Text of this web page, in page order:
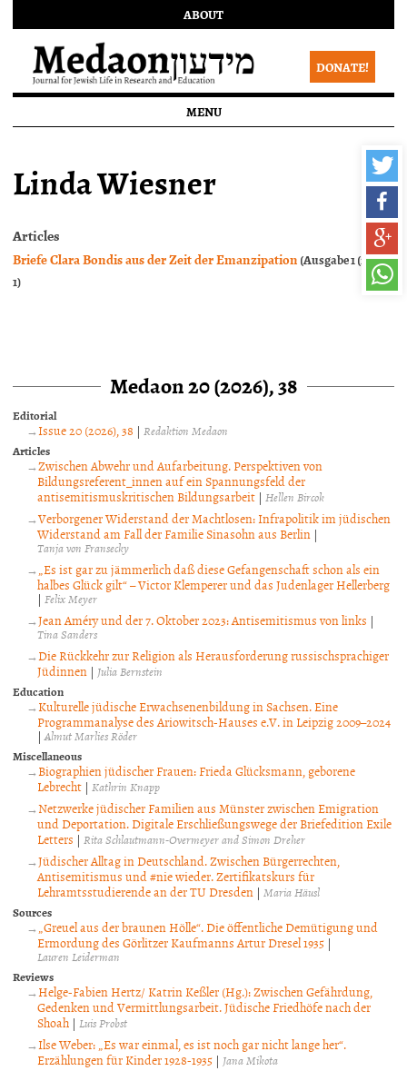
ABOUT
DONATE!
MENU
Linda Wiesner
Articles
Briefe Clara Bondis aus der Zeit der Emanzipation(Ausgabe 1 (2007),
1)
Medaon 20 (2026), 38
Editorial
Issue 20 (2026), 38 |Redaktion Medaon
Articles
Zwischen Abwehr und Aufarbeitung. Perspektiven von
Bildungsreferent_innen auf ein Spannungsfeld der
antisemitismuskritischen Bildungsarbeit | Hellen Bircok
Verborgener Widerstand der Machtlosen: Infrapolitik im jüdischen
Widerstand am Fall der Familie Sinasohn aus Berlin |
Tanja von Fransecky
„Es ist gar zu jämmerlich daß diese Gefangenschaft schon als ein
halbes Glück gilt“ – Victor Klemperer und das Judenlager Hellerberg
| Felix Meyer
Jean Améry und der 7. Oktober 2023: Antisemitismus von links |
Tina Sanders
Die Rückkehr zur Religion als Herausforderung russischsprachiger
Jüdinnen | Julia Bernstein
Education
Kulturelle jüdische Erwachsenenbildung in Sachsen. Eine
Programmanalyse des Ariowitsch-Hauses e.V. in Leipzig 2009–2024
|Almut Marlies Röder
Miscellaneous
Biographien jüdischer Frauen: Frieda Glücksmann, geborene
Lebrecht | Kathrin Knapp
Netzwerke jüdischer Familien aus Münster zwischen Emigration
und Deportation. Digitale Erschließungswege der Briefedition Exile
Letters | Rita Schlautmann-Overmeyer and Simon Dreher
Jüdischer Alltag in Deutschland. Zwischen Bürgerrechten,
Antisemitismus und #nie wieder. Zertifikatskurs für
Lehramtsstudierende an der TU Dresden | Maria Häusl
Sources
„Greuel aus der braunen Hölle“. Die öffentliche Demütigung und
Ermordung des Görlitzer Kaufmanns Artur Dresel 1935 |
Lauren Leiderman
Reviews
Helge-Fabien Hertz/ Katrin Keßler (Hg.): Zwischen Gefährdung,
Gedenken und Vermittlungsarbeit. Jüdische Friedhöfe nach der
Shoah | Luis Probst
Ilse Weber: „Es war einmal, es ist noch gar nicht lange her“.
Erzählungen für Kinder 1928-1935 | Jana Mikota